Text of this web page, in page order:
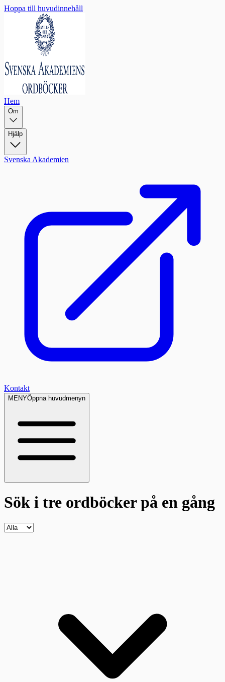
Hoppa till huvudinnehåll
Hem
Om
Hjälp
Svenska Akademien
Kontakt
MENYÖppna huvudmenyn
Sök i tre ordböckerpå en gång